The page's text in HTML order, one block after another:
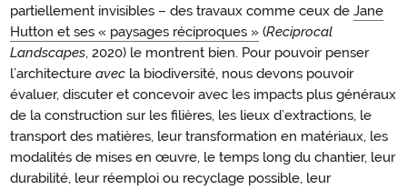
partiellement invisibles – des travaux comme ceux de Jane
Hutton et ses « paysages réciproques » (Reciprocal
Landscapes, 2020) le montrent bien. Pour pouvoir penser
l’architecture avec la biodiversité, nous devons pouvoir
évaluer, discuter et concevoir avec les impacts plus généraux
de la construction sur les filières, les lieux d’extractions, le
transport des matières, leur transformation en matériaux, les
modalités de mises en œuvre, le temps long du chantier, leur
durabilité, leur réemploi ou recyclage possible, leur